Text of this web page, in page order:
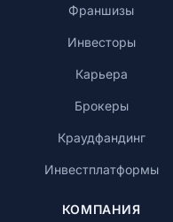
Франшизы
Инвесторы
Карьера
Брокеры
Краудфандинг
Инвестплатформы
КОМПАНИЯ